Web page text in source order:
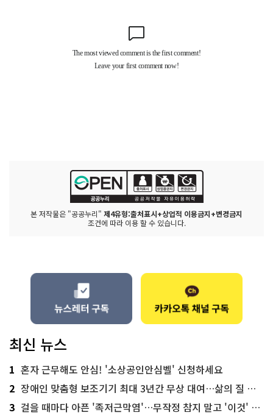
본 저작물은 "공공누리" 제4유형:출처표시+상업적 이용금지+변경금지
조건에 따라 이용 할 수 있습니다.
최신 뉴스
1 혼자 근무해도 안심! '소상공인안심벨' 신청하세요
2 장애인 맞춤형 보조기기 최대 3년간 무상 대여…삶의 질 높인다
3 걸을 때마다 아픈 '족저근막염'…무작정 참지 말고 '이것' 해보세요!